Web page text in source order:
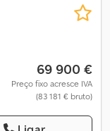
69 900 €
Preço fixo acresce IVA
(83 181 € bruto)